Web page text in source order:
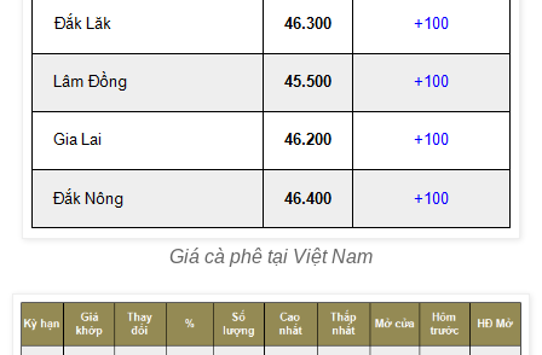
Giá cà phê tại Việt Nam